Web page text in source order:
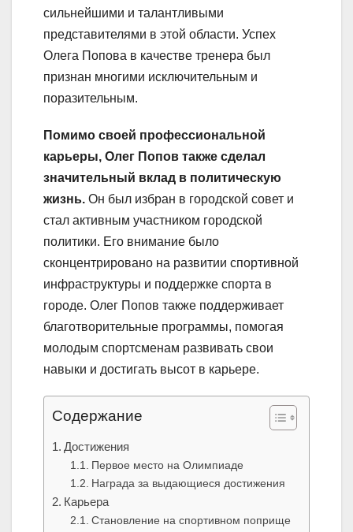
сильнейшими и талантливыми
представителями в этой области. Успех
Олега Попова в качестве тренера был
признан многими исключительным и
поразительным.
Помимо своей профессиональной
карьеры, Олег Попов также сделал
значительный вклад в политическую
жизнь. Он был избран в городской совет и
стал активным участником городской
политики. Его внимание было
сконцентрировано на развитии спортивной
инфраструктуры и поддержке спорта в
городе. Олег Попов также поддерживает
благотворительные программы, помогая
молодым спортсменам развивать свои
навыки и достигать высот в карьере.
Содержание
Достижения
Первое место на Олимпиаде
Награда за выдающиеся достижения
Карьера
Становление на спортивном поприще